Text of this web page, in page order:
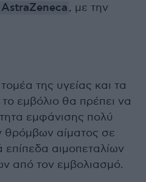
, με την
της υγείας και τα
εμβόλιο θα πρέπει να
εμφάνισης πολύ
θρόμβων αίματος σε
αιμοπεταλίων
από τον εμβολιασμό.